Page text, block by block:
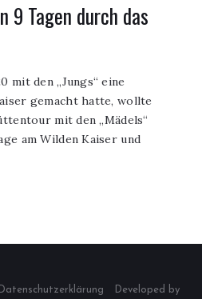
9 Tagen durch das
mit den „Jungs“ eine
gemacht hatte, wollte
mit den „Mädels“
am Wilden Kaiser und
Datenschutzerklärung Developed by